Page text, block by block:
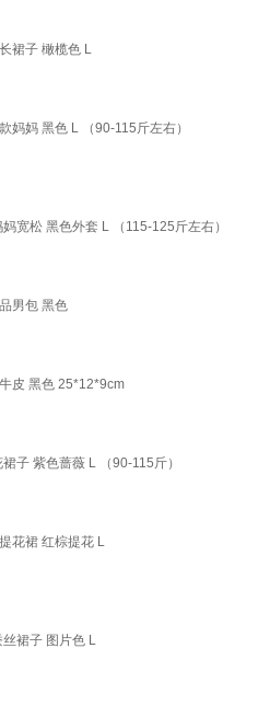
裙子 橄榄色 L
妈妈 黑色 L （90-115斤左右）
宽松 黑色外套 L （115-125斤左右）
男包 黑色
皮 黑色 25*12*9cm
子 紫色蔷薇 L （90-115斤）
花裙 红棕提花 L
裙子 图片色 L